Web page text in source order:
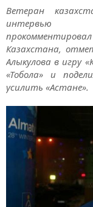
Ветеран
интервью
Казахстана,
Алыкулова в игру
«Тобола» и
усилить «Астане».